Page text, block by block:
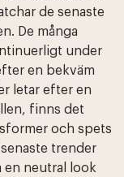
de senaste
De många
under
en bekväm
letar efter en
finns det
och spets
trender
en neutral look